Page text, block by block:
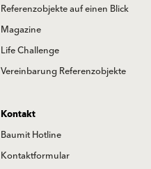
Referenzobjekte auf einen Blick
Magazine
Life Challenge
Vereinbarung Referenzobjekte
Kontakt
Baumit Hotline
Kontaktformular